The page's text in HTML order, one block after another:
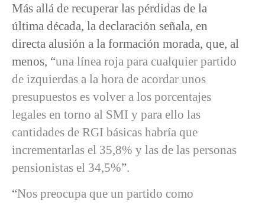
Más allá de recuperar las pérdidas de la
última década, la declaración señala, en
directa alusión a la formación morada, que, al
menos, “una línea roja para cualquier partido
de izquierdas a la hora de acordar unos
presupuestos es volver a los porcentajes
legales en torno al SMI y para ello las
cantidades de RGI básicas habría que
incrementarlas el 35,8% y las de las personas
pensionistas el 34,5%”.
“Nos preocupa que un partido como